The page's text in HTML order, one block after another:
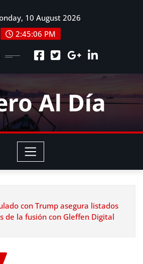
10 August 2026
2:45:07 PM
Al Día
con Trump asegura listados
de la fusión con Gleffen Digital